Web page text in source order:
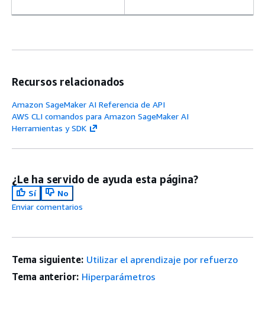
Recursos relacionados
Amazon SageMaker AI Referencia de API
AWS CLI comandos para Amazon SageMaker AI
Herramientas y SDK
¿Le ha servido de ayuda esta página?
Sí
No
Enviar comentarios
Tema siguiente: Utilizar el aprendizaje por refuerzo
Tema anterior: Hiperparámetros